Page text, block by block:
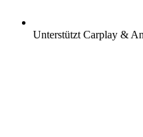
Unterstützt Carplay &